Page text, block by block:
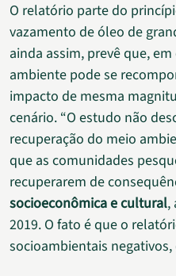
O relatório parte do
vazamento de óleo de
ainda assim, prevê que,
ambiente pode se
impacto de mesma
cenário. “O estudo não
recuperação do meio
que as comunidades
recuperarem de
socioeconômica e cultural,
2019. O fato é que o
socioambientais negativos,